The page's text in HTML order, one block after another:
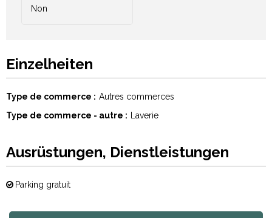
Non
Einzelheiten
Type de commerce
Autres commerces
Type de commerce - autre
Laverie
Ausrüstungen, Dienstleistungen
Parking gratuit